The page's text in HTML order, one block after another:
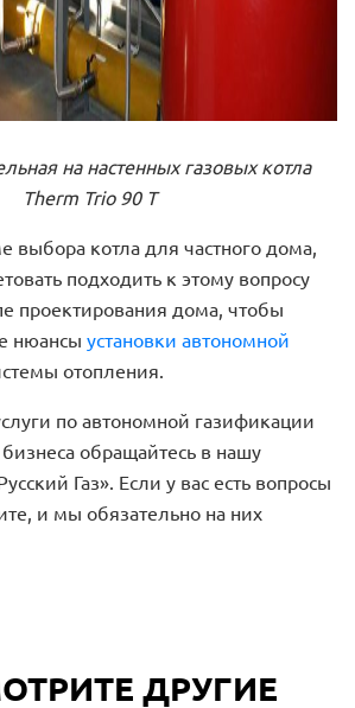
на настенных газовых котла
Therm Trio 90 T
выбора котла для частного дома,
подходить к этому вопросу
проектирования дома, чтобы
нюансы установки автономной
отопления.
по автономной газификации
обращайтесь в нашу
Газ». Если у вас есть вопросы
и мы обязательно на них
ДРУГИЕ